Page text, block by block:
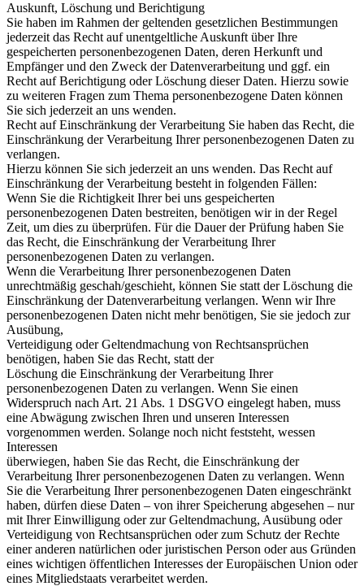
Auskunft, Löschung und Berichtigung
Sie haben im Rahmen der geltenden gesetzlichen Bestimmungen
jederzeit das Recht auf unentgeltliche Auskunft über Ihre
gespeicherten personenbezogenen Daten, deren Herkunft und
Empfänger und den Zweck der Datenverarbeitung und ggf. ein
Recht auf Berichtigung oder Löschung dieser Daten. Hierzu sowie
zu weiteren Fragen zum Thema personenbezogene Daten können
Sie sich jederzeit an uns wenden.
Recht auf Einschränkung der Verarbeitung Sie haben das Recht, die
Einschränkung der Verarbeitung Ihrer personenbezogenen Daten zu
verlangen.
Hierzu können Sie sich jederzeit an uns wenden. Das Recht auf
Einschränkung der Verarbeitung besteht in folgenden Fällen:
Wenn Sie die Richtigkeit Ihrer bei uns gespeicherten
personenbezogenen Daten bestreiten, benötigen wir in der Regel
Zeit, um dies zu überprüfen. Für die Dauer der Prüfung haben Sie
das Recht, die Einschränkung der Verarbeitung Ihrer
personenbezogenen Daten zu verlangen.
Wenn die Verarbeitung Ihrer personenbezogenen Daten
unrechtmäßig geschah/geschieht, können Sie statt der Löschung die
Einschränkung der Datenverarbeitung verlangen. Wenn wir Ihre
personenbezogenen Daten nicht mehr benötigen, Sie sie jedoch zur
Ausübung,
Verteidigung oder Geltendmachung von Rechtsansprüchen
benötigen, haben Sie das Recht, statt der
Löschung die Einschränkung der Verarbeitung Ihrer
personenbezogenen Daten zu verlangen. Wenn Sie einen
Widerspruch nach Art. 21 Abs. 1 DSGVO eingelegt haben, muss
eine Abwägung zwischen Ihren und unseren Interessen
vorgenommen werden. Solange noch nicht feststeht, wessen
Interessen
überwiegen, haben Sie das Recht, die Einschränkung der
Verarbeitung Ihrer personenbezogenen Daten zu verlangen. Wenn
Sie die Verarbeitung Ihrer personenbezogenen Daten eingeschränkt
haben, dürfen diese Daten – von ihrer Speicherung abgesehen – nur
mit Ihrer Einwilligung oder zur Geltendmachung, Ausübung oder
Verteidigung von Rechtsansprüchen oder zum Schutz der Rechte
einer anderen natürlichen oder juristischen Person oder aus Gründen
eines wichtigen öffentlichen Interesses der Europäischen Union oder
eines Mitgliedstaats verarbeitet werden.